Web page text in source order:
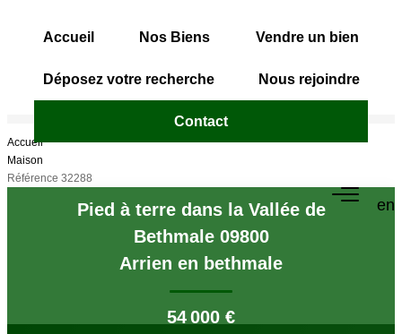
Accueil Nos Biens Vendre un bien
Déposez votre recherche Nous rejoindre
Contact
en
NOS BIENS
VENDRE UN BIEN
DÉPOSEZ VOTRE RECHERCHE
Accueil
Maison
Référence 32288
Pied à terre dans la Vallée de
Bethmale 09800
Arrien en bethmale
54 000 €